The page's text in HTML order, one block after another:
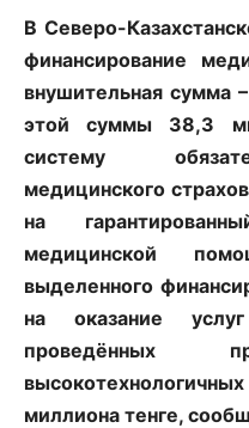
В Северо-
финансирование
внушительная сумма
этой суммы 38,3
систему
медицинского
на
медицинской
выделенного
на оказание
миллиона тенге,